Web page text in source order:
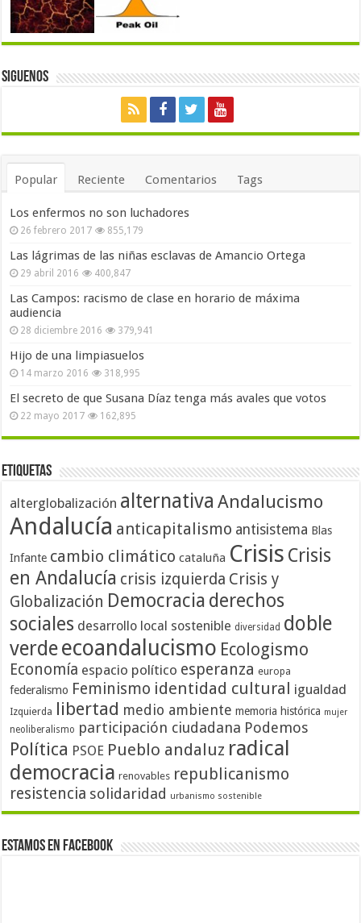
Siguenos
Popular Reciente Comentarios Tags
Los enfermos no son luchadores
26 febrero 2017 855,179
Las lágrimas de las niñas esclavas de Amancio Ortega
29 abril 2016 400,847
Las Campos: racismo de clase en horario de máxima
audiencia
28 diciembre 2016 379,941
Hijo de una limpiasuelos
14 marzo 2016 318,995
El secreto de que Susana Díaz tenga más avales que votos
22 mayo 2017 162,895
Etiquetas
alterglobalización alternativa Andalucismo
Andalucía anticapitalismo antisistema Blas
Infante cambio climático cataluña Crisis Crisis
en Andalucía crisis izquierda Crisis y
Globalización Democracia derechos
sociales desarrollo local sostenible diversidad doble
verdeecoandalucismo Ecologismo
Economía espacio político esperanza europa
federalismo Feminismo identidad cultural igualdad
Izquierda libertad medio ambiente memoria histórica mujer
neoliberalismo participación ciudadana Podemos
Política PSOE Pueblo andaluz radical
democracia renovables republicanismo
resistencia solidaridad urbanismo sostenible
Estamos en Facebook